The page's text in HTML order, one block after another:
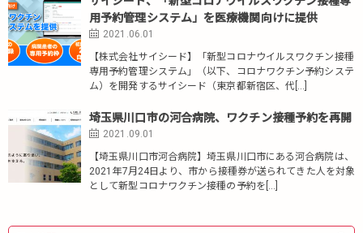
用予約管理システム」を医療機関向けに提供
2021.06.01
【株式会社サイシード】「新型コロナウイルスワクチン接種
専用予約管理システム」（以下、コロナワクチン予約システ
ム）を開発するサイシード（東京都新宿区、代[…]
埼玉県川口市の河合病院、ワクチン接種予約を再開
2021.09.01
【埼玉県川口市河合病院】埼玉県川口市にある河合病院は、
2021年7月24日より、市から接種券が送られてきた人を対象
として新型コロナワクチン接種の予約を[…]